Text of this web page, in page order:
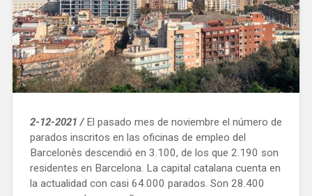
2-12-2021 /El pasado mes de noviembre el número de
parados inscritos en las oficinas de empleo del
Barcelonès descendió en 3.100, de los que 2.190 son
residentes en Barcelona. La capital catalana cuenta en
la actualidad con casi 64.000 parados. Son 28.400